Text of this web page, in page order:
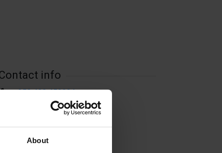
About
info
+358 400 450004
gdahl@aland.net